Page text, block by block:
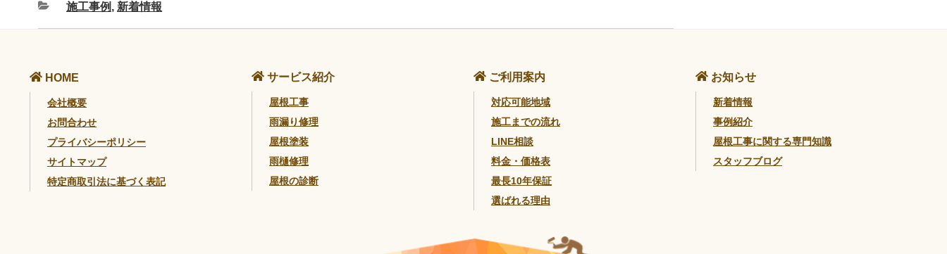
施工事例 , 新着情報
HOME
会社概要
お問合わせ
プライバシーポリシー
サイトマップ
特定商取引法に基づく表記
サービス紹介
屋根工事
雨漏り修理
屋根塗装
雨樋修理
屋根の診断
ご利用案内
対応可能地域
施工までの流れ
LINE相談
料金・価格表
最長10年保証
選ばれる理由
お知らせ
新着情報
事例紹介
屋根工事に関する専門知識
スタッフブログ